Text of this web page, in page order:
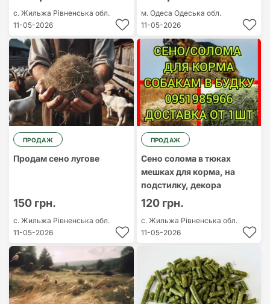
с. Жильжа Рівненська обл.
11-05-2026
м. Одеса Одеська обл.
11-05-2026
ПРОДАЖ
Продам сено лугове
150 грн.
с. Жильжа Рівненська обл.
11-05-2026
ПРОДАЖ
Сено солома в тюках
мешках для корма, на
подстилку, декора
120 грн.
с. Жильжа Рівненська обл.
11-05-2026